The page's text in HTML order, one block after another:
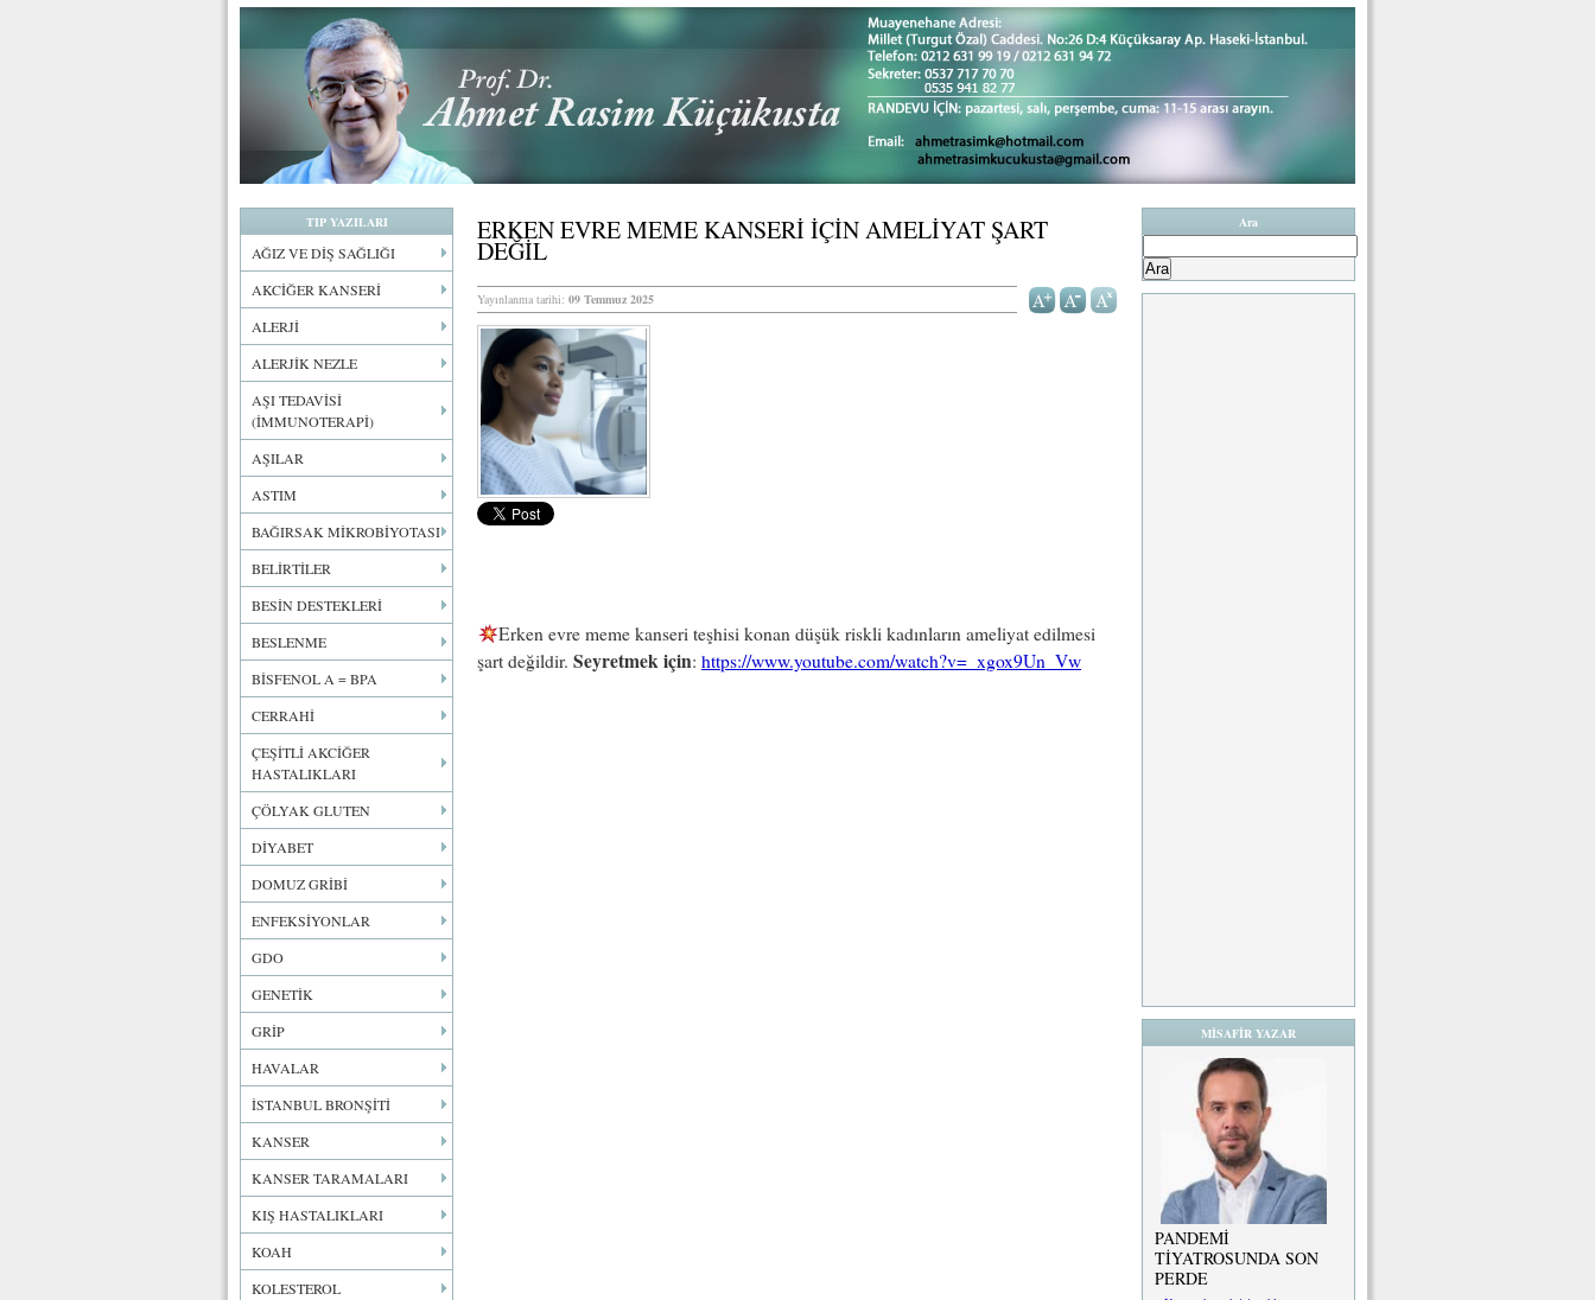
TIP YAZILARI
AĞIZ VE DİŞ SAĞLIĞI
AKCİĞER KANSERİ
ALERJİ
ALERJİK NEZLE
AŞI TEDAVİSİ
(İMMUNOTERAPİ)
AŞILAR
ASTIM
BAĞIRSAK MİKROBİYOTASI
BELİRTİLER
BESİN DESTEKLERİ
BESLENME
BİSFENOL A = BPA
CERRAHİ
ÇEŞİTLİ AKCİĞER
HASTALIKLARI
ÇÖLYAK GLUTEN
DİYABET
DOMUZ GRİBİ
ENFEKSİYONLAR
GDO
GENETİK
GRİP
HAVALAR
İSTANBUL BRONŞİTİ
KANSER
KANSER TARAMALARI
KIŞ HASTALIKLARI
KOAH
KOLESTEROL
ERKEN EVRE MEME KANSERİ İÇİN AMELİYAT ŞART
DEĞİL
Yayınlanma tarihi: 09 Temmuz 2025
Erken evre meme kanseri teşhisi konan düşük riskli kadınların ameliyat edilmesi
şart değildir. Seyretmek için: https://www.youtube.com/watch?v=_xgox9Un_Vw
Ara
MİSAFİR YAZAR
PANDEMİ
TİYATROSUNDA SON
PERDE